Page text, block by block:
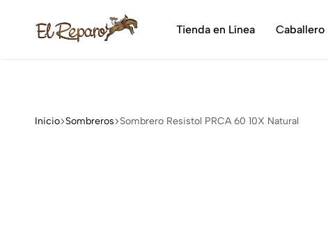
de
Tienda en Línea Caballero
Inicio Sombreros Sombrero Resistol PRCA 60 10X Natural